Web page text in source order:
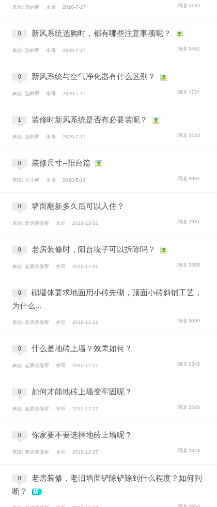
来自: 选材帮 水哥 2020-7-17 阅读 5135
0 新风系统选购时，都有哪些注意事项呢？
来自: 选材帮 水哥 2020-7-17 阅读 5461
0 新风系统与空气净化器有什么区别？
来自: 选材帮 水哥 2020-7-17 阅读 4774
1 装修时新风系统是否有必要装呢？
来自: 选材帮 水哥 2020-7-17 阅读 5453
0 装修尺寸--阳台篇
来自: 尺寸帮 水哥 2020-5-14 阅读 3901
0 墙面翻新多久后可以入住？
来自: 老房装修帮 水哥 2019-12-31 阅读 2931
0 老房装修时，阳台垛子可以拆除吗？
来自: 老房装修帮 水哥 2019-12-31 阅读 3365
0
砌墙体要求地面用小砖先砌，顶面小砖斜铺工艺，
为什么...
来自: 老房装修帮 水哥 2019-12-31 阅读 3096
0 什么是地砖上墙？效果如何？
来自: 老房装修帮 水哥 2019-12-27 阅读 2340
0 如何才能地砖上墙变牢固呢？
来自: 老房装修帮 水哥 2019-12-27 阅读 2520
0 你家要不要选择地砖上墙呢？
来自: 老房装修帮 水哥 2019-12-27 阅读 2324
0
老房装修，老旧墙面铲除铲除到什么程度？如何判
断？